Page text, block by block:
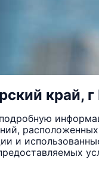
край,
и